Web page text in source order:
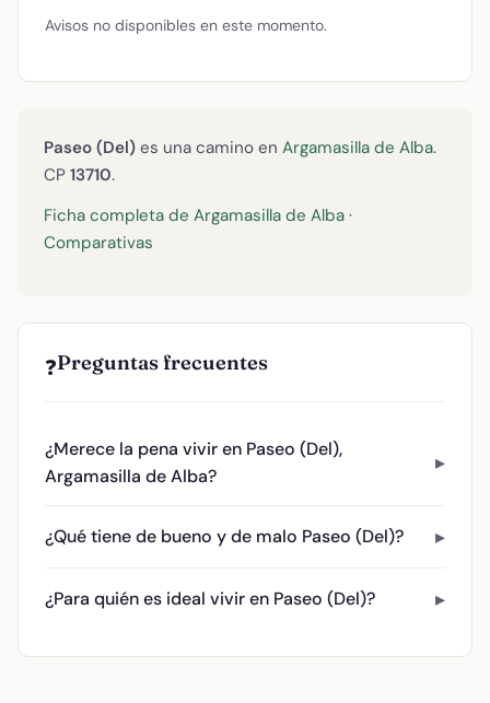
Avisos no disponibles en este momento.
Paseo (Del) es una camino en Argamasilla de Alba.
CP 13710.
Ficha completa de Argamasilla de Alba ·
Comparativas
❓Preguntas frecuentes
¿Merece la pena vivir en Paseo (Del),
Argamasilla de Alba?
¿Qué tiene de bueno y de malo Paseo (Del)?
¿Para quién es ideal vivir en Paseo (Del)?